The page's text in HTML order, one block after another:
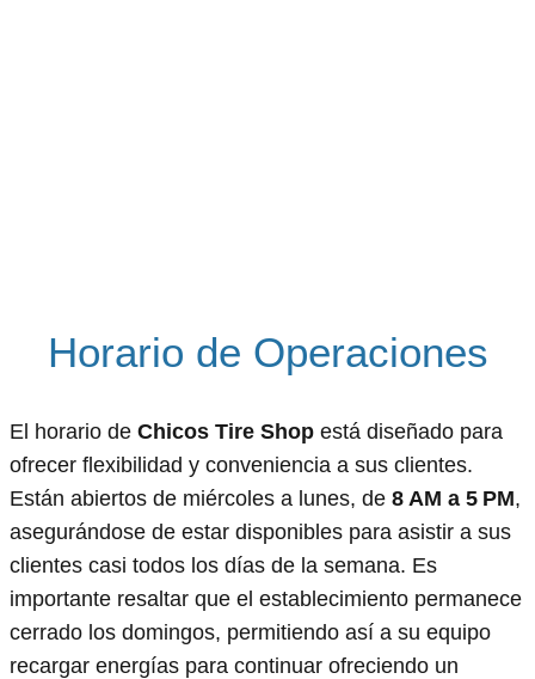
Horario de Operaciones
El horario de Chicos Tire Shop está diseñado para
ofrecer flexibilidad y conveniencia a sus clientes.
Están abiertos de miércoles a lunes, de 8 AM a 5 PM,
asegurándose de estar disponibles para asistir a sus
clientes casi todos los días de la semana. Es
importante resaltar que el establecimiento permanece
cerrado los domingos, permitiendo así a su equipo
recargar energías para continuar ofreciendo un